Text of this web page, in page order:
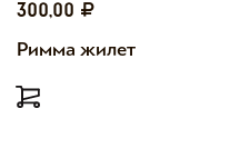
300,00
Римма жилет